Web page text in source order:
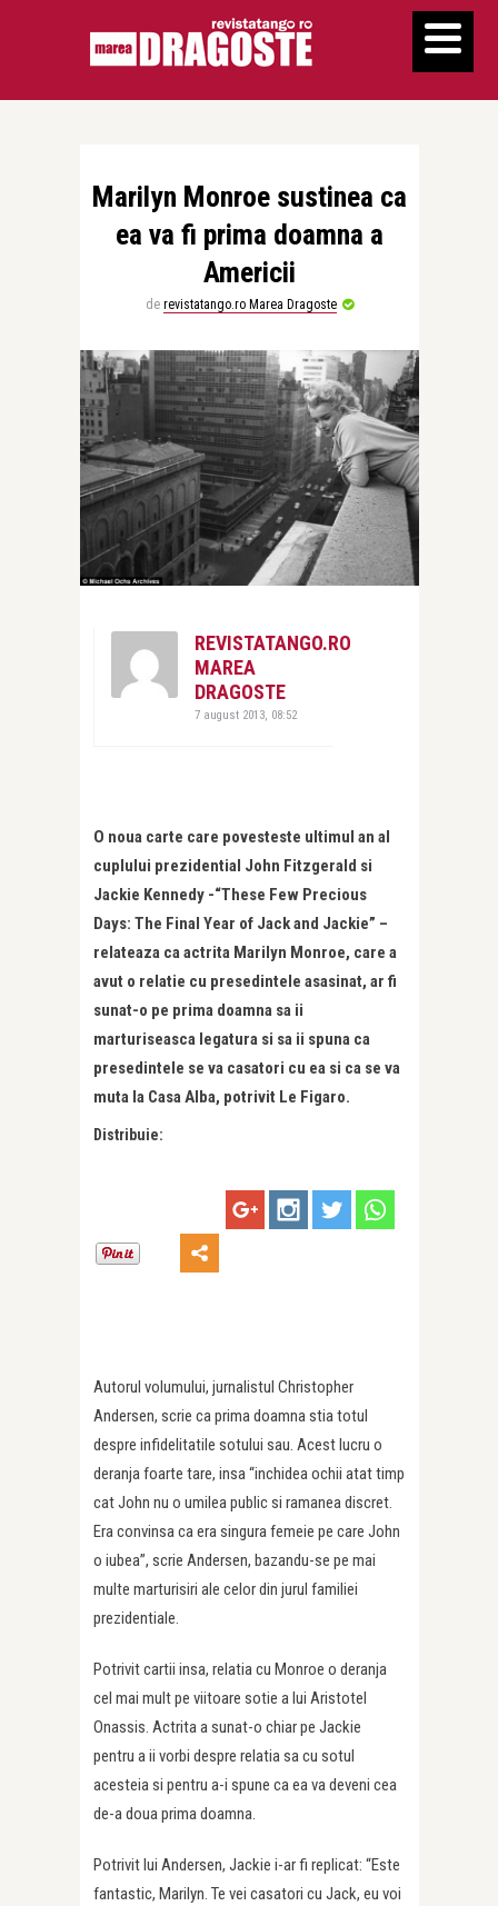
Marilyn Monroe sustinea ca
ea va fi prima doamna a
Americii
de revistatango.ro Marea Dragoste
REVISTATANGO.RO
MAREA
DRAGOSTE
7 august 2013, 08:52
O noua carte care povesteste ultimul an al
cuplului prezidential John Fitzgerald si
Jackie Kennedy -“These Few Precious
Days: The Final Year of Jack and Jackie” –
relateaza ca actrita Marilyn Monroe, care a
avut o relatie cu presedintele asasinat, ar fi
sunat-o pe prima doamna sa ii
marturiseasca legatura si sa ii spuna ca
presedintele se va casatori cu ea si ca se va
muta la Casa Alba, potrivit Le Figaro.
Distribuie:
Autorul volumului, jurnalistul Christopher
Andersen, scrie ca prima doamna stia totul
despre infidelitatile sotului sau. Acest lucru o
deranja foarte tare, insa “inchidea ochii atat timp
cat John nu o umilea public si ramanea discret.
Era convinsa ca era singura femeie pe care John
o iubea”, scrie Andersen, bazandu-se pe mai
multe marturisiri ale celor din jurul familiei
prezidentiale.
Potrivit cartii insa, relatia cu Monroe o deranja
cel mai mult pe viitoare sotie a lui Aristotel
Onassis. Actrita a sunat-o chiar pe Jackie
pentru a ii vorbi despre relatia sa cu sotul
acesteia si pentru a-i spune ca ea va deveni cea
de-a doua prima doamna.
Potrivit lui Andersen, Jackie i-ar fi replicat: “Este
fantastic, Marilyn. Te vei casatori cu Jack, eu voi